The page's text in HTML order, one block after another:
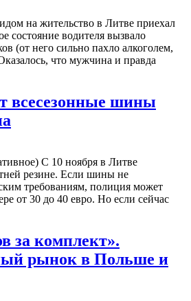
на жительство в Литве приехал
состояние водителя вызвало
(от него сильно пахло алкоголем,
что мужчина и правда
всесезонные шины
С 10 ноября в Литве
резине. Если шины не
требованиям, полиция может
от 30 до 40 евро. Но если сейчас
за комплект».
рынок в Польше и